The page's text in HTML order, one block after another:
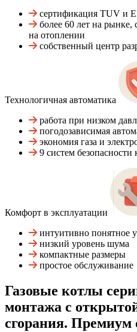
сертификация TUV и
более 60 лет на
на отоплении
собственный центр
Технологичная автоматика
работа при низком
погодозависимая
экономия газа и
9 систем безопасности
Комфорт в эксплуатации
интуитивно понятное
низкий уровень шума
компактные размеры
простое обслуживание
Газовые котлы
монтажа с
сгорания. Премиум